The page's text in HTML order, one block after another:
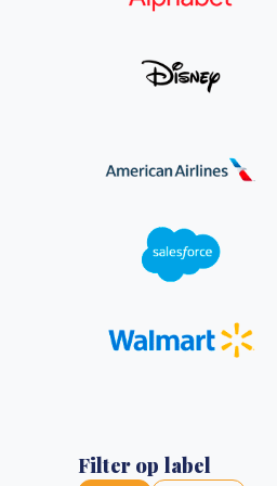
CSRD en uw positie
in 2026?
Filter op label